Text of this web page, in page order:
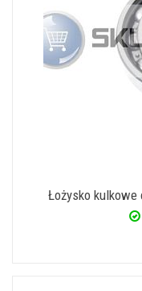
Łożysko